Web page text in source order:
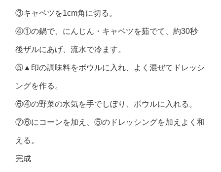
③キャベツを1cm角に切る。
④①の鍋で、にんじん・キャベツを茹でて、約30秒
後ザルにあげ、流水で冷ます。
⑤▲印の調味料をボウルに入れ、よく混ぜてドレッシ
ングを作る。
⑥④の野菜の水気を手でしぼり、ボウルに入れる。
⑦⑥にコーンを加え、⑤のドレッシングを加えよく和
える。
完成